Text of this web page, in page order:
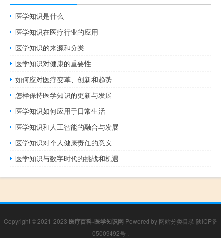
医学知识是什么
医学知识在医疗行业的应用
医学知识的来源和分类
医学知识对健康的重要性
如何应对医疗变革、创新和趋势
怎样保持医学知识的更新与发展
医学知识如何应用于日常生活
医学知识和人工智能的融合与发展
医学知识对个人健康责任的意义
医学知识与数字时代的挑战和机遇
Copyright © 2021-2023 医疗百科-医学知识网 Powered by 网站分类目录 陕ICP备
05009492号